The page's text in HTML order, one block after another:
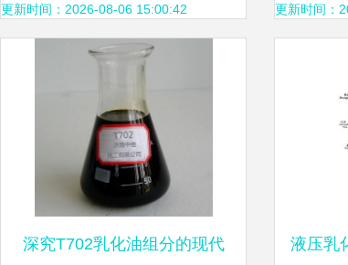
更新时间：2026-08-06 15:00:42 更新时间：
深究T702乳化油组分的现代 液压乳